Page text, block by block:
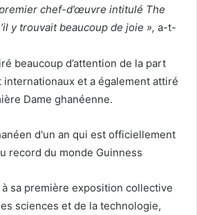
chef-d’œuvre intitulé The
y trouvait beaucoup de joie », a-t-
beaucoup d’attention de la part
internationaux et a également attiré
Dame ghanéenne.
sa première exposition collective
sciences et de la technologie,